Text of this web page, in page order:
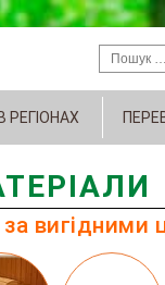
РЕГІОНАХ
вигідними